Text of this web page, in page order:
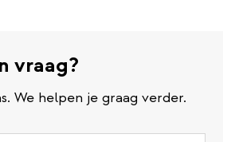
vraag?
We helpen je graag verder.